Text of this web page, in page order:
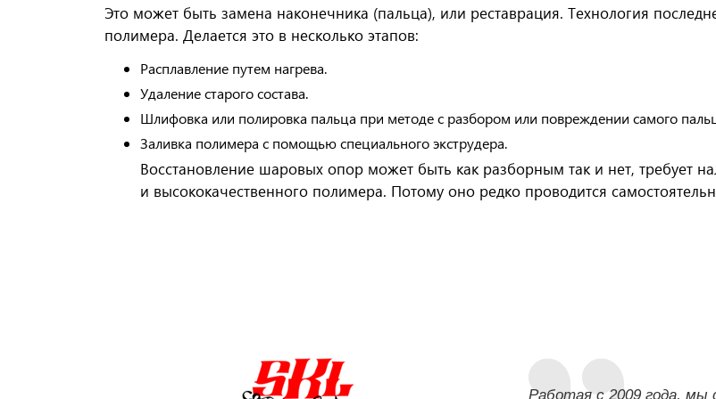
Это может быть замена наконечника (пальца), или реставрация. Технология
полимера. Делается это в несколько этапов:
Расплавление путем нагрева.
Удаление старого состава.
Шлифовка или полировка пальца при методе с разбором или повреждении самого
Заливка полимера с помощью специального экструдера.
Восстановление шаровых опор может быть как разборным так и нет, требует
и высококачественного полимера. Потому оно редко проводится
Работая с 2009 года,